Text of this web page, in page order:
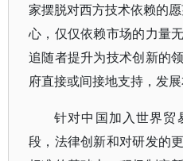
家摆脱对西方技术依赖的
心，仅仅依赖市场的力量
追随者提升为技术创新的
府直接或间接地支持，发
针对中国加入世界贸
段，法律创新和对研发的